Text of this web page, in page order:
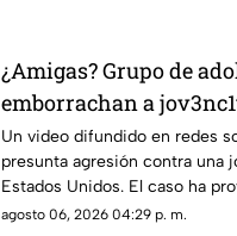
¿Amigas? Grupo de
emborrachan a
golpes: grabaron todo
Un video difundido en redes
presunta agresión contra una
Estados Unidos. El caso ha
agosto 06, 2026 04:29 p. m.